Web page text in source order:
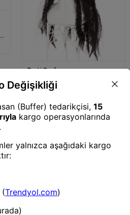
Parti Şapkası
Kaptan Korsan Şapkası